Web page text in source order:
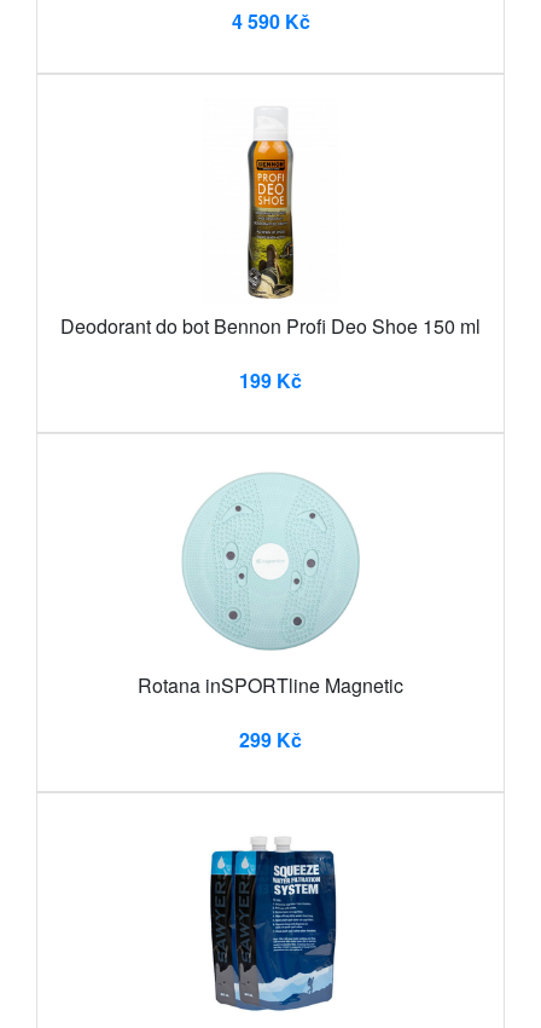
4 590 Kč
Deodorant do bot Bennon Profi Deo Shoe 150 ml
199 Kč
Rotana inSPORTline Magnetic
299 Kč